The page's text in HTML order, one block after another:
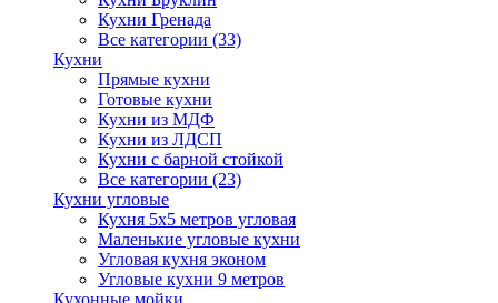
Кухни Гренада
Все категории (33)
Кухни
Прямые кухни
Готовые кухни
Кухни из МДФ
Кухни из ЛДСП
Кухни с барной стойкой
Все категории (23)
Кухни угловые
Кухня 5х5 метров угловая
Маленькие угловые кухни
Угловая кухня эконом
Угловые кухни 9 метров
Кухонные мойки